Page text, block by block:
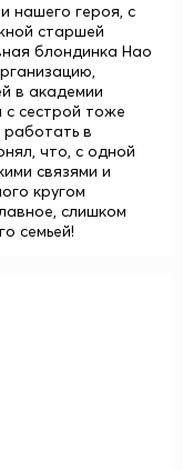
нашего героя, с
старшей
блондинка Нао
в академии
сестрой тоже
работать в
что, с одной
связями и
кругом
слишком
семьей!